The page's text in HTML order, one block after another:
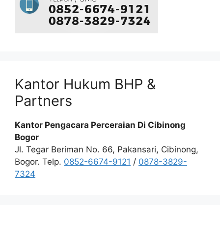
Kantor Hukum BHP &
Partners
Kantor Pengacara Perceraian Di Cibinong
Bogor
Jl. Tegar Beriman No. 66, Pakansari, Cibinong,
Bogor. Telp. 0852-6674-9121 / 0878-3829-
7324